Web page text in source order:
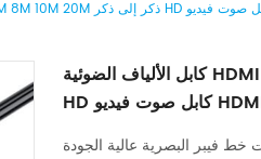
كابل الألياف الضوئية HDMI 8K 3M 5M 8M 10M 20M ذكر إلى ذكر